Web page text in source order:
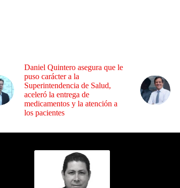
Daniel Quintero asegura que le
puso carácter a la
Superintendencia de Salud,
aceleró la entrega de
medicamentos y la atención a
los pacientes